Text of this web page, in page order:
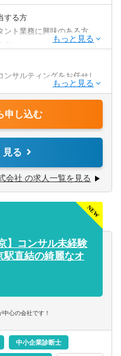
する方
ント業務に興味のある方
ていると尚可）
イナンシャルプランナー・
サルティングをお任せし
達（融資の借り換えやリス
スパートを目指す
ンジ
ステム等に携わる
レンジができます！
申し込む
見る
会社 の求人一覧を見る
】コンサル未経験
駅直結の綺麗なオ
心の会社です！
中小企業診断士